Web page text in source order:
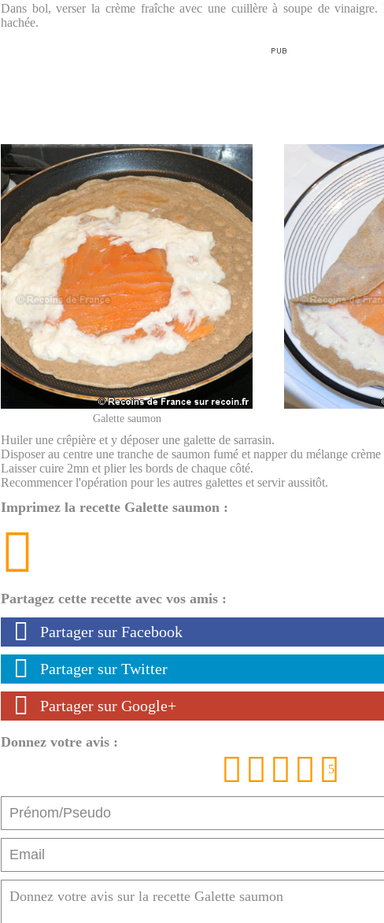
Dans bol, verser la crème fraîche avec une cuillère à soupe de vinaigre.
hachée.
Galette saumon
Huiler une crêpière et y déposer une galette de sarrasin.
Disposer au centre une tranche de saumon fumé et napper du mélange crème
Laisser cuire 2mn et plier les bords de chaque côté.
Recommencer l'opération pour les autres galettes et servir aussitôt.
Imprimez la recette Galette saumon :
Partagez cette recette avec vos amis :
Partager sur Facebook
Partager sur Twitter
Partager sur Google+
Donnez votre avis :
5